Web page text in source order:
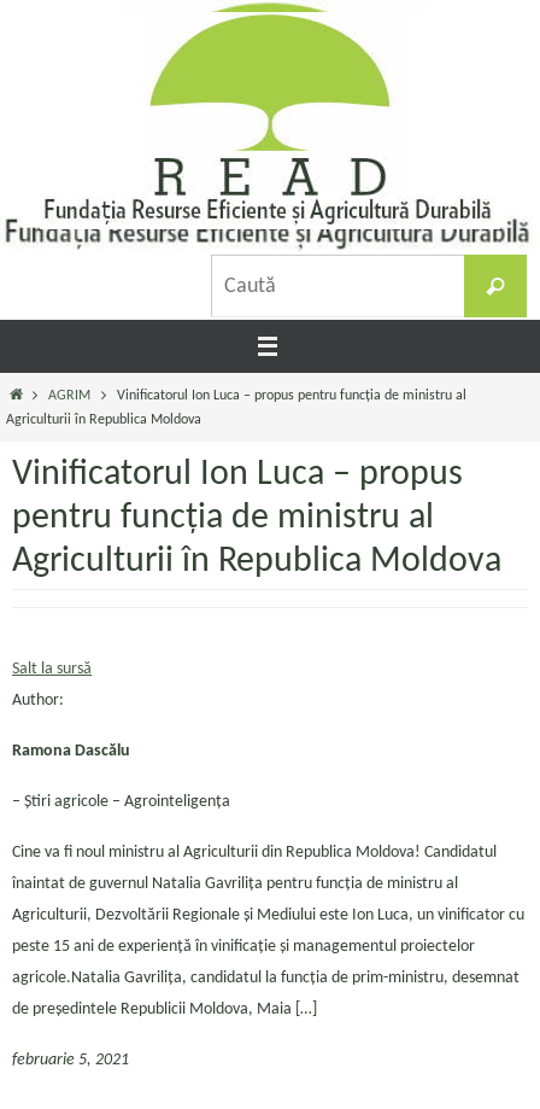
Caută
Prima
pagină
AGRIM
Vinificatorul Ion Luca – propus pentru funcția de ministru al
Agriculturii în Republica Moldova
Vinificatorul Ion Luca – propus
pentru funcția de ministru al
Agriculturii în Republica Moldova
Salt la sursă
Author:
Ramona Dascălu
– Ştiri agricole – Agrointeligența
Cine va fi noul ministru al Agriculturii din Republica Moldova! Candidatul
înaintat de guvernul Natalia Gavrilița pentru funcția de ministru al
Agriculturii, Dezvoltării Regionale și Mediului este Ion Luca, un vinificator cu
peste 15 ani de experiență în vinificație și managementul proiectelor
agricole.Natalia Gavrilița, candidatul la funcția de prim-ministru, desemnat
de președintele Republicii Moldova, Maia […]
februarie 5, 2021